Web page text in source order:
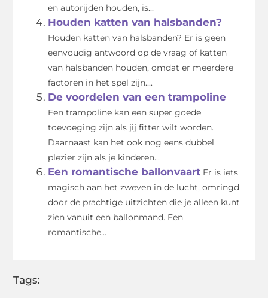
en autorijden houden, is...
Houden katten van halsbanden?
Houden katten van halsbanden? Er is geen
eenvoudig antwoord op de vraag of katten
van halsbanden houden, omdat er meerdere
factoren in het spel zijn....
De voordelen van een trampoline
Een trampoline kan een super goede
toevoeging zijn als jij fitter wilt worden.
Daarnaast kan het ook nog eens dubbel
plezier zijn als je kinderen...
Een romantische ballonvaart Er is iets
magisch aan het zweven in de lucht, omringd
door de prachtige uitzichten die je alleen kunt
zien vanuit een ballonmand. Een
romantische...
Tags: